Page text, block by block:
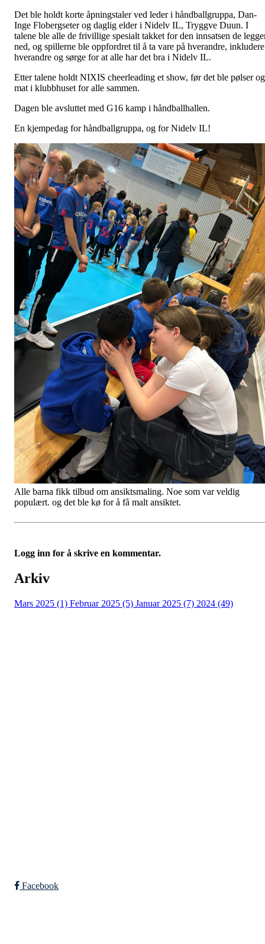
Det ble holdt korte åpningstaler ved leder i håndballgruppa, Dan-
Inge Flobergseter og daglig elder i Nidelv IL, Tryggve Duun. I
talene ble alle de frivillige spesialt takket for den innsatsen de
ned, og spillerne ble oppfordret til å ta vare på hverandre, inkludere
hverandre og sørge for at alle har det bra i Nidelv IL.
Etter talene holdt NIXIS cheerleading et show, før det ble pølser og
mat i klubbhuset for alle sammen.
Dagen ble avsluttet med G16 kamp i håndballhallen.
En kjempedag for håndballgruppa, og for Nidelv IL!
Alle barna fikk tilbud om ansiktsmaling. Noe som var veldig
populært. og det ble kø for å få malt ansiktet.
Logg inn for å skrive en kommentar.
Arkiv
Mars 2025 (1) Februar 2025 (5) Januar 2025 (7) 2024 (49)
Facebook